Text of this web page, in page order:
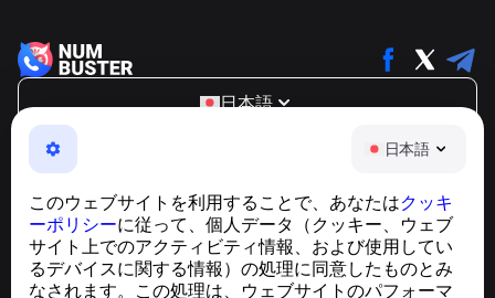
日本語
このウェブサイトを利用することで、あなたはクッキ
ーポリシーに従って、個人データ（クッキー、ウェブ
サイト上でのアクティビティ情報、および使用してい
るデバイスに関する情報）の処理に同意したものとみ
なされます。この処理は、ウェブサイトのパフォーマ
日本語
NumBuster © 2013—2026 ·
support@numbuster.com
電話詐欺、スパム、不審なメッセージからあなたを守る、
GDPR準拠に関するお問い合わせ：
support@numbuster.com